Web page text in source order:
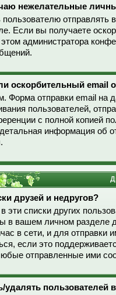
нежелательные
пользователю
Если вы получаете
администратора
оскорбительный email
Форма отправки email на
пользователей,
с полной копией
информация об
друзей и недругов?
эти списки других
в вашем личном разделе
в сети, и для
если это
отправленные ими
удалять пользователей